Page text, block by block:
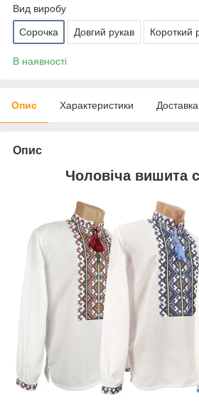
Вид виробу
Сорочка Довгий рукав Короткий
В наявності
Опис Характеристики Доставка
Опис
Чоловіча вишита